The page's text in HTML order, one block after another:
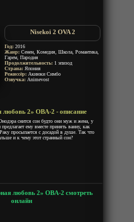
Nisekoi 2 OVA 2
Год: 2016
Жанр: Сенен, Комедия, Школа, Романтика,
Гарем, Пародия
Продолжительность: 1 эпизод
Страна: Япония
Режиссёр: Акиюки Симбо
Озвучка: Animevost
любовь 2» ОВА-2 - описание
снится сон будто они муж и жена, у
ему вместе принять ванну, как
просыпается с досадой в душе. Так что
и к чему этот странный сон?
любовь 2» ОВА-2 смотреть
онлайн